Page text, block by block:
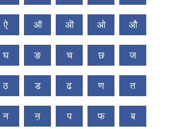
ऐ ऑ ऒ ओ औ
घ ङ च छ ज
ठ ड ढ ण त
न ऩ प फ ब